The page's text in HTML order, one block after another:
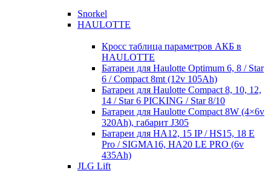
Snorkel
HAULOTTE
Кросc таблица параметров АКБ в
HAULOTTE
Батареи для Haulotte Optimum 6, 8 / Star
6 / Compact 8mt (12v 105Ah)
Батареи для Haulotte Compact 8, 10, 12,
14 / Star 6 PICKING / Star 8/10
Батареи для Haulotte Compact 8W (4×6v
320Ah), габарит J305
Батареи для HA12, 15 IP / HS15, 18 E
Pro / SIGMA16, HA20 LE PRO (6v
435Ah)
JLG Lift